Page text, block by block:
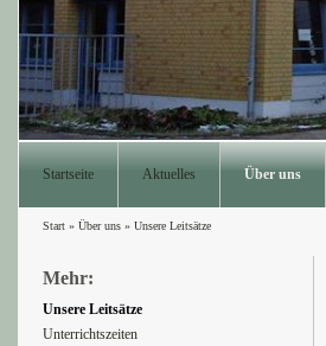
Startseite Aktuelles Über uns
Start» Über uns» Unsere Leitsätze
Mehr:
Unsere Leitsätze
Unterrichtszeiten